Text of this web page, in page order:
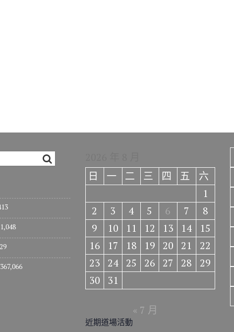
1,048
367,066
日
一 二 三 四 五
六
1
2
3 4 5 6 7
8
9
10 11 12 13 14
15
16
17 18 19 20 21
22
23
24 25 26 27 28
29
30
31
« 7 月
近期道場活動